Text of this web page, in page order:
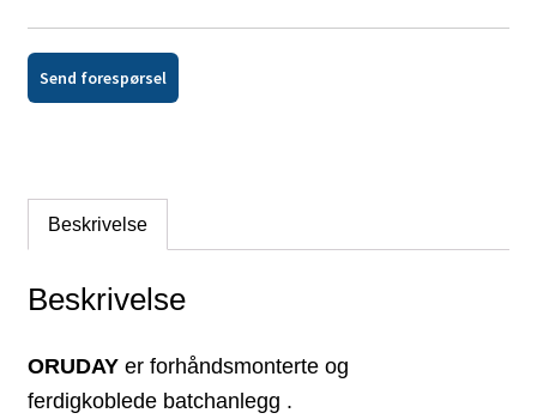
Send forespørsel
Beskrivelse
Beskrivelse
ORUDAYer forhåndsmonterte og
ferdigkoblede batchanlegg .